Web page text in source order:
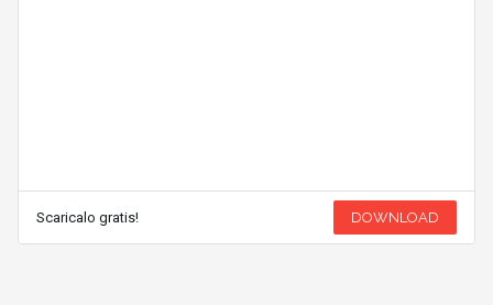
Scaricalo gratis! DOWNLOAD